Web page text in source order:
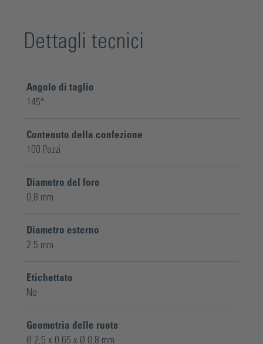
Dettagli tecnici
Angolo di taglio
145°
Contenuto della confezione
100 Pezzi
Diametro del foro
0,8 mm
Diametro esterno
2,5 mm
Etichettato
No
Geometria delle ruote
Ø 2,5 x 0,65 x Ø 0,8 mm